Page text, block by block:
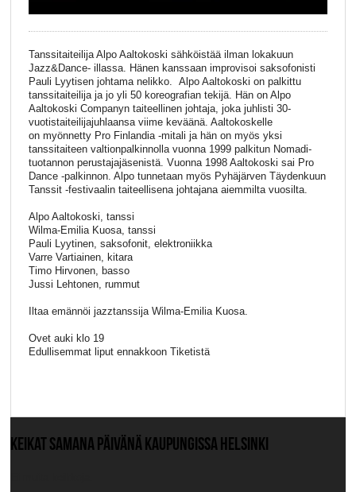
Tanssitaiteilija Alpo Aaltokoski sähköistää ilman lokakuun
Jazz&Dance- illassa. Hänen kanssaan improvisoi saksofonisti
Pauli Lyytisen johtama nelikko. Alpo Aaltokoski on palkittu
tanssitaiteilija ja jo yli 50 koreografian tekijä. Hän on Alpo
Aaltokoski Companyn taiteellinen johtaja, joka juhlisti 30-
vuotistaiteilijajuhlaansa viime keväänä. Aaltokoskelle
on myönnetty Pro Finlandia -mitali ja hän on myös yksi
tanssitaiteen valtionpalkinnolla vuonna 1999 palkitun Nomadi-
tuotannon perustajajäsenistä. Vuonna 1998 Aaltokoski sai Pro
Dance -palkinnon. Alpo tunnetaan myös Pyhäjärven Täydenkuun
Tanssit -festivaalin taiteellisena johtajana aiemmilta vuosilta.
Alpo Aaltokoski, tanssi
Wilma-Emilia Kuosa, tanssi
Pauli Lyytinen, saksofonit, elektroniikka
Varre Vartiainen, kitara
Timo Hirvonen, basso
Jussi Lehtonen, rummut
Iltaa emännöi jazztanssija Wilma-Emilia Kuosa.
Ovet auki klo 19
Edullisemmat liput ennakkoon Tiketistä
KEIKAT SAMANA PÄIVÄNÄ KAUPUNGISSA HELSINKI